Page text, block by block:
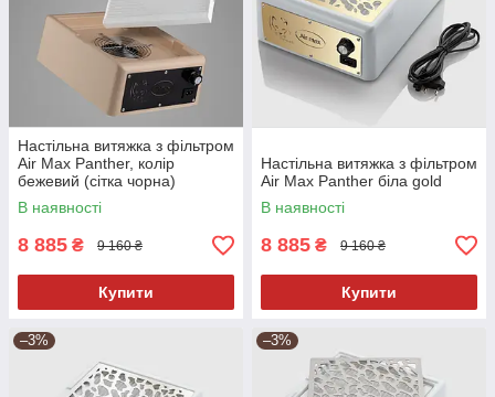
Настільна витяжка з фільтром
Air Max Panther, колір
бежевий (сітка чорна)
В наявності
8 885 ₴ 9 160 ₴
Купити
Настільна витяжка з фільтром
Air Max Panther біла gold
В наявності
8 885 ₴ 9 160 ₴
Купити
–3% –3%